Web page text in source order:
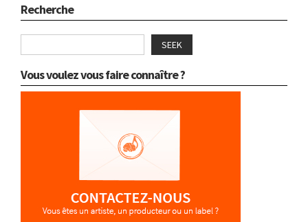
Recherche
SEEK
Vous voulez vous faire connaître ?